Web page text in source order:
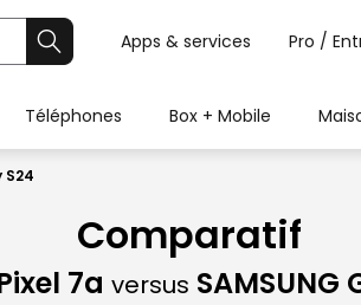
Apps & services Pro /
Téléphones Box + Mobile
S24
Comparatif
7a versus SAMSUNG